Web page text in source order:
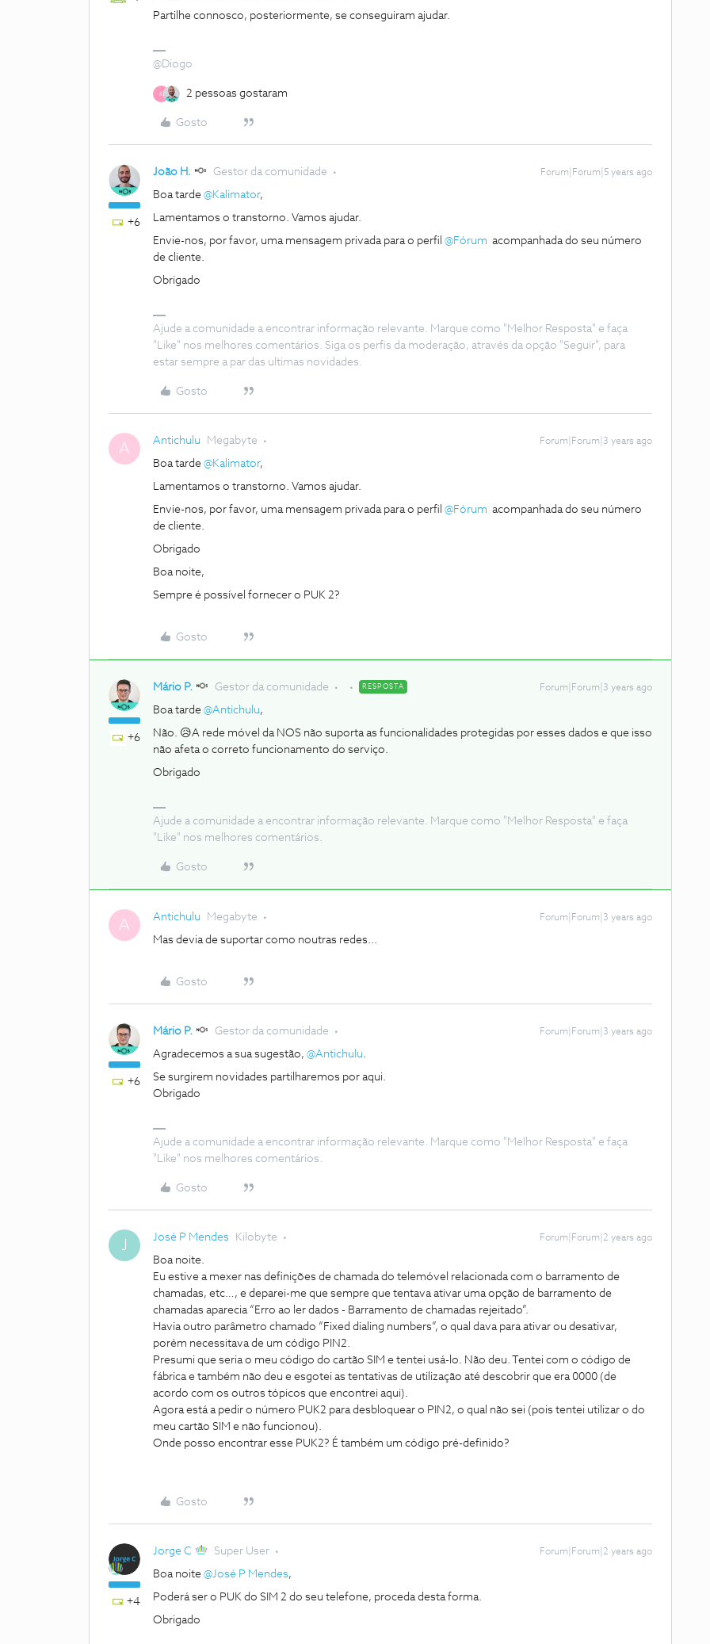
Partilhe connosco, posteriormente, se conseguiram ajudar.
@Diogo
K 2 pessoas gostaram
Gosto
+6
João H. Gestor da comunidade Forum|Forum|5 years ago
Boa tarde @Kalimator,
Lamentamos o transtorno. Vamos ajudar.
Envie-nos, por favor, uma mensagem privada para o perfil @Fórum acompanhada do seu número
de cliente.
Obrigado
Ajude a comunidade a encontrar informação relevante. Marque como "Melhor Resposta" e faça
"Like" nos melhores comentários. Siga os perfis da moderação, através da opção "Seguir", para
estar sempre a par das ultimas novidades.
Gosto
A Antichulu Megabyte Forum|Forum|3 years ago
Boa tarde @Kalimator,
Lamentamos o transtorno. Vamos ajudar.
Envie-nos, por favor, uma mensagem privada para o perfil @Fórum acompanhada do seu número
de cliente.
Obrigado
Boa noite,
Sempre é possível fornecer o PUK 2?
Gosto
+6
Mário P. Gestor da comunidade RESPOSTA Forum|Forum|3 years ago
Boa tarde @Antichulu,
Não. 😥A rede móvel da NOS não suporta as funcionalidades protegidas por esses dados e que isso
não afeta o correto funcionamento do serviço.
Obrigado
Ajude a comunidade a encontrar informação relevante. Marque como "Melhor Resposta" e faça
"Like" nos melhores comentários.
Gosto
A Antichulu Megabyte Forum|Forum|3 years ago
Mas devia de suportar como noutras redes...
Gosto
+6
Mário P. Gestor da comunidade Forum|Forum|3 years ago
Agradecemos a sua sugestão, @Antichulu.
Se surgirem novidades partilharemos por aqui.
Obrigado
Ajude a comunidade a encontrar informação relevante. Marque como "Melhor Resposta" e faça
"Like" nos melhores comentários.
Gosto
J José P Mendes Kilobyte Forum|Forum|2 years ago
Boa noite.
Eu estive a mexer nas definições de chamada do telemóvel relacionada com o barramento de
chamadas, etc…, e deparei-me que sempre que tentava ativar uma opção de barramento de
chamadas aparecia “Erro ao ler dados - Barramento de chamadas rejeitado”.
Havia outro parâmetro chamado “Fixed dialing numbers”, o qual dava para ativar ou desativar,
porém necessitava de um código PIN2.
Presumi que seria o meu código do cartão SIM e tentei usá-lo. Não deu. Tentei com o código de
fábrica e também não deu e esgotei as tentativas de utilização até descobrir que era 0000 (de
acordo com os outros tópicos que encontrei aqui).
Agora está a pedir o número PUK2 para desbloquear o PIN2, o qual não sei (pois tentei utilizar o do
meu cartão SIM e não funcionou).
Onde posso encontrar esse PUK2? É também um código pré-definido?
Gosto
+4
Jorge C Super User Forum|Forum|2 years ago
Boa noite @José P Mendes,
Poderá ser o PUK do SIM 2 do seu telefone, proceda desta forma.
Obrigado